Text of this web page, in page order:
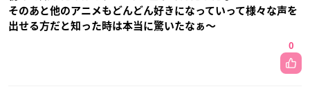
そのあと他のアニメもどんどん好きになっていって様々な声を
出せる方だと知った時は本当に驚いたなぁ〜
0